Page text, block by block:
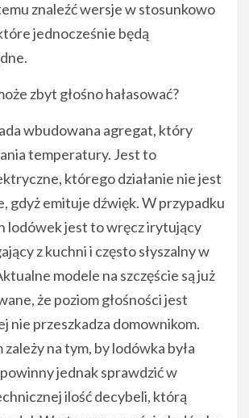
znaleźć wersje w stosunkowo
jednocześnie będą
zbyt głośno hałasować?
wbudowana agregat, który
temperatury. Jest to
którego działanie nie jest
gdyż emituje dźwięk. W przypadku
lodówek jest to wręcz irytujący
z kuchni i często słyszalny w
modele na szczęście są już
że poziom głośności jest
nie przeszkadza domownikom.
na tym, by lodówka była
jednak sprawdzić w
ilość decybeli, którą